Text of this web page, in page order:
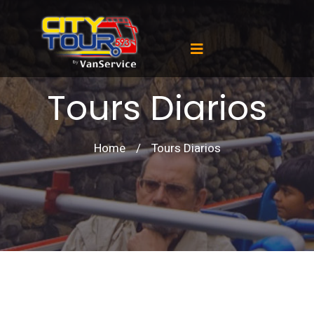
Tours Diarios
Home / Tours Diarios